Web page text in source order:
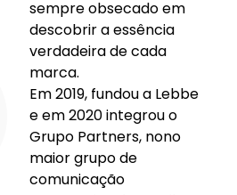
sempre obsecado em
descobrir a essência
verdadeira de cada
marca.
Em 2019, fundou a Lebbe
e em 2020 integrou o
Grupo Partners, nono
maior grupo de
comunicação